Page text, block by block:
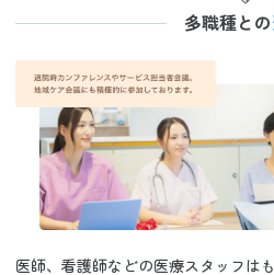
多職種との
医師、看護師などの医療スタッフは